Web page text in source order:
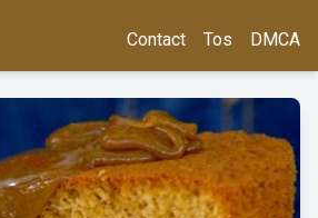
Contact Tos DMCA